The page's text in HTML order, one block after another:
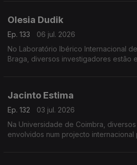
Olesia Dudik
Ep. 133
06 jul. 2026
No Laboratório Ibérico Internacional
Braga, diversos investigadores estão
Jacinto Estima
Ep. 132
03 jul. 2026
Na Universidade de Coimbra,
envolvidos num projecto internacional